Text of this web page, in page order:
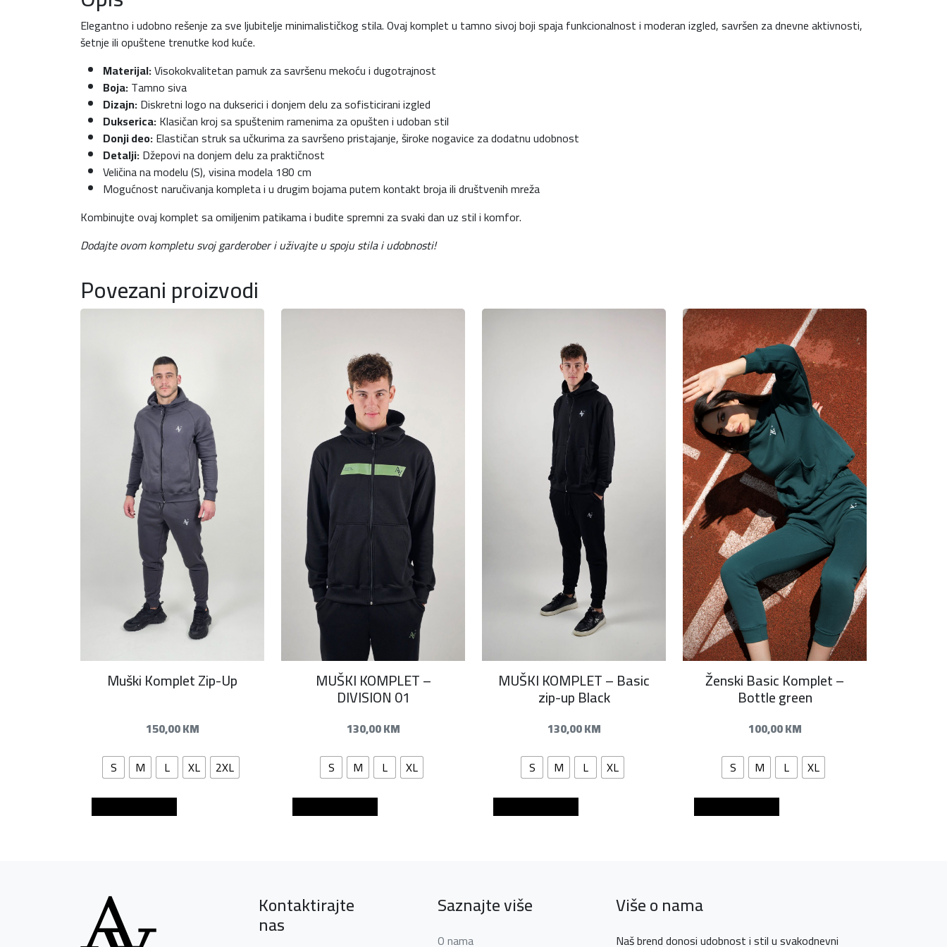
,
K
Elegantno i udobno rešenje za sve ljubitelje minimalističkog stila. Ovaj komplet u tamno sivoj boji spaja funkcionalnost i moderan izgled, savršen za dnevne aktivnosti,
šetnje ili opuštene trenutke kod kuće.
Materijal:Visokokvalitetan pamuk za savršenu mekoću i dugotrajnost
Boja:Tamno siva
Dizajn:Diskretni logo na dukserici i donjem delu za sofisticirani izgled
Dukserica:Klasičan kroj sa spuštenim ramenima za opušten i udoban stil
Donji deo:Elastičan struk sa učkurima za savršeno pristajanje, široke nogavice za dodatnu udobnost
Detalji:Džepovi na donjem delu za praktičnost
Veličina na modelu (S), visina modela 180 cm
Mogućnost naručivanja kompleta i u drugim bojama putem kontakt broja ili društvenih mreža
Kombinujte ovaj komplet sa omiljenim patikama i budite spremni za svaki dan uz stil i komfor.
Dodajte ovom kompletu svoj garderober i uživajte u spoju stila i udobnosti!
Povezani proizvodi
Muški Komplet Zip-Up
150,00KM
S
M L XL
2XL
MUŠKI KOMPLET –
DIVISION 01
130,00KM
S
M L
XL
MUŠKI KOMPLET – Basic
zip-up Black
130,00KM
S
M L
XL
Ženski Basic Komplet –
Bottle green
100,00KM
S
M L
XL
Kontaktirajte
nas
Saznajte više
O nama
Više o nama
Naš brend donosi udobnost i stil u svakodnevni